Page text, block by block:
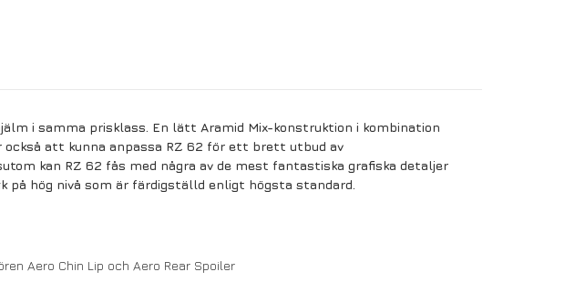
i samma prisklass. En lätt Aramid Mix-konstruktion i kombination
att kunna anpassa RZ 62 för ett brett utbud av
kan RZ 62 fås med några av de mest fantastiska grafiska detaljer
på hög nivå som är färdigställd enligt högsta standard.
Aero Chin Lip och Aero Rear Spoiler